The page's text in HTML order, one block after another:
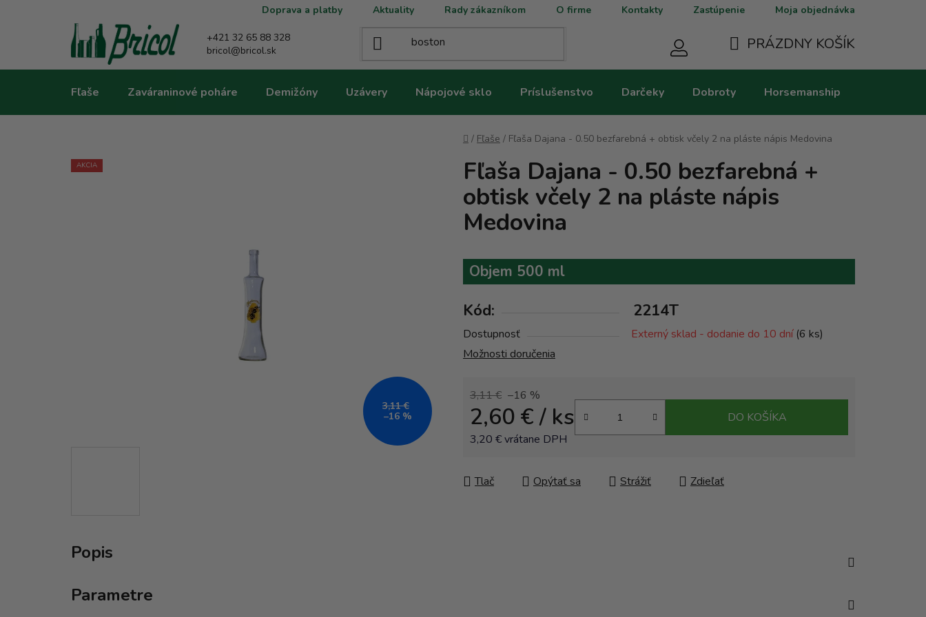
Doprava a platby Aktuality Rady zákazníkom O firme Kontakty Zastúpenie Moja objednávka
+421 32 65 88 328
bricol@bricol.sk
KOŠÍK
PRÁZDNY KOŠÍK
Fľaše Zaváraninové poháre Demižóny Uzávery Nápojové sklo Príslušenstvo Darčeky Dobroty Horsemanship
Domov
/ Fľaše / Fľaša Dajana - 0.50 bezfarebná + obtisk včely 2 na pláste nápis Medovina
Fľaša Dajana - 0.50 bezfarebná +
obtisk včely 2 na pláste nápis
Medovina
Objem 500 ml
Kód: 2214T
Dostupnosť Externý sklad - dodanie do 10 dní (6 ks)
Možnosti doručenia
3,11 € –16 %
2,60 €/ ks
3,20 € vrátane DPH
DO KOŠÍKA
Tlač Opýtať sa Strážiť Zdieľať
AKCIA
3,11 €
–16 %
Popis
Parametre